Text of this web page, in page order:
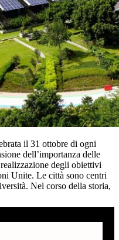
il 31 ottobre di ogni
dell’importanza delle
degli obiettivi
Unite. Le città sono centri
Nel corso della storia,